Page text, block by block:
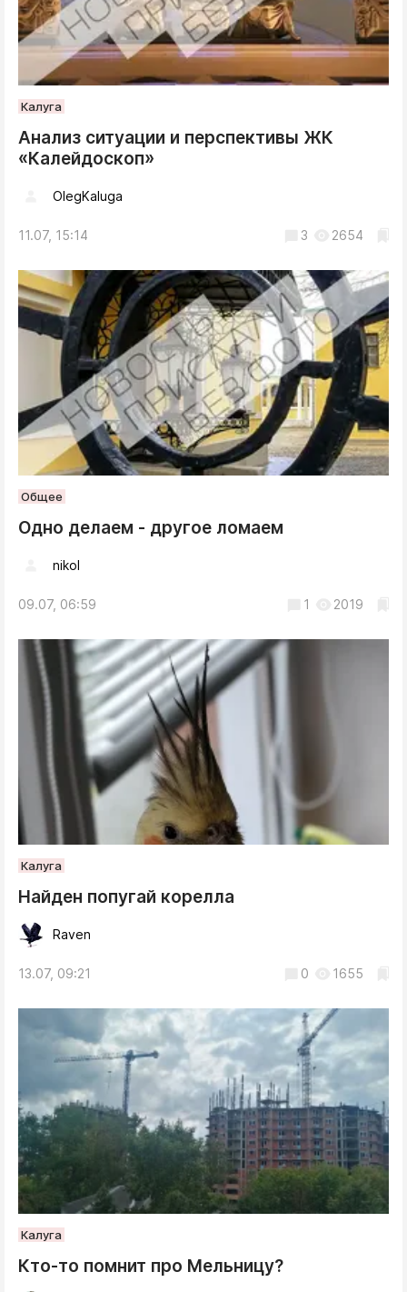
Калуга
Анализ ситуации и перспективы ЖК
«Калейдоскоп»
OlegKaluga
11.07, 15:14 3 2654
Общее
Одно делаем - другое ломаем
nikol
09.07, 06:59 1 2019
Калуга
Найден попугай корелла
Raven
13.07, 09:21 0 1655
Калуга
Кто-то помнит про Мельницу?